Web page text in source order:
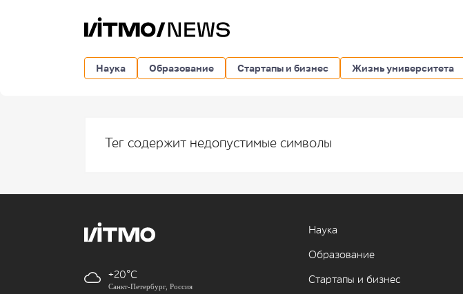
Наука Образование Стартапы и бизнес Жизнь университета
Тег содержит недопустимые символы
+20
Санкт-Петербург, Россия
Наука
Образование
Стартапы и бизнес